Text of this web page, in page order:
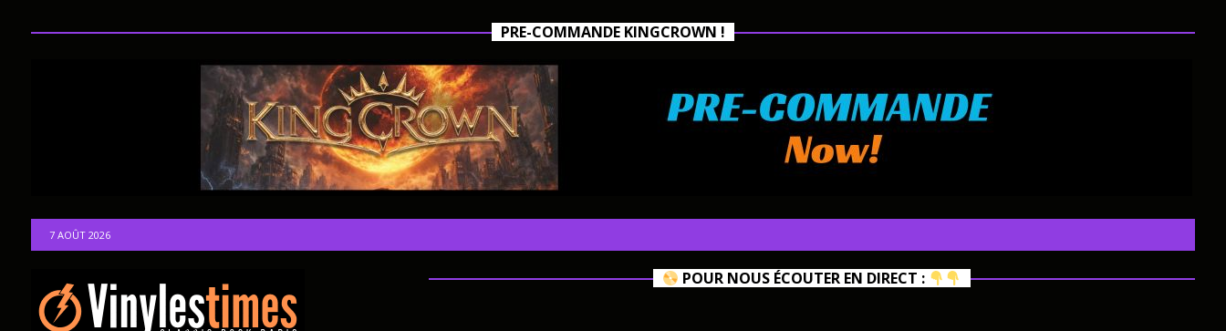
PRE-COMMANDE KINGCROWN !
7 AOÛT 2026
POUR NOUS ÉCOUTER EN DIRECT :